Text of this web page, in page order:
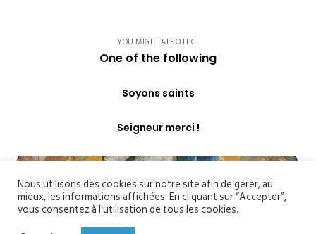
YOU MIGHT ALSO LIKE
One of the following
Soyons saints
Seigneur merci !
Nous utilisons des cookies sur notre site afin de gérer, au
mieux, les informations affichées. En cliquant sur “Accepter”,
vous consentez à l'utilisation de tous les cookies.